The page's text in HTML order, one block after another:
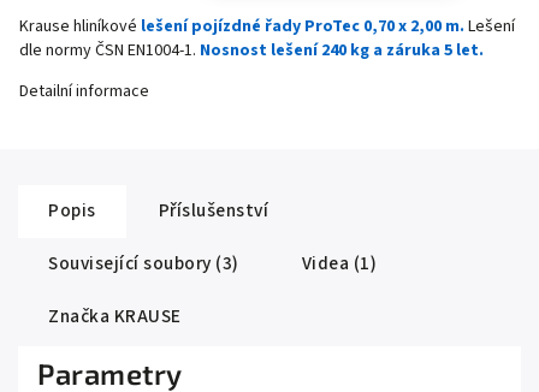
Krause hliníkové lešení pojízdné řady ProTec 0,70 x 2,00 m. Lešení
dle normy ČSN EN1004-1. Nosnost lešení 240 kg a záruka 5 let.
Detailní informace
Popis
Příslušenství
Související soubory (3)
Videa (1)
Značka KRAUSE
Parametry